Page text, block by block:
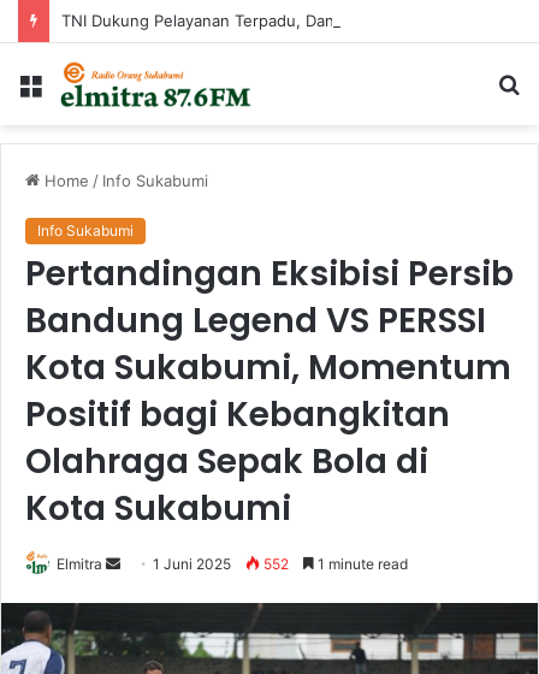
Menu
Home / Info Sukabumi
Info Sukabumi
Pertandingan Eksibisi Persib
Bandung Legend VS PERSSI
Kota Sukabumi, Momentum
Positif bagi Kebangkitan
Olahraga Sepak Bola di
Kota Sukabumi
Elmitra
Send1 Juni 2025 552 1 minute read